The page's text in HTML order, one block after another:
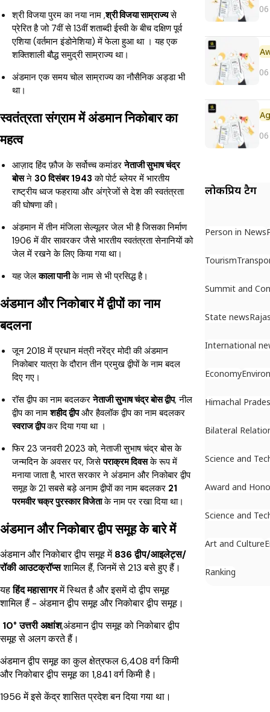
श्री विजया पुरम का नया नाम ,श्री विजया साम्राज्यसे
प्रेरित है जो 7वीं से 13वीं शताब्दी ईस्वी के बीच दक्षिण पूर्व
एशिया (वर्तमान इंडोनेशिया) में फेला हुआ था । यह एक
शक्तिशाली बौद्ध समुद्री साम्राज्य था।
अंडमान एक समय चोल साम्राज्य का नौसैनिक अड्डा भी
था।
स्वतंत्रता संग्राम में अंडमान निकोबार का
महत्व
आज़ाद हिंद फ़ौज के सर्वोच्च कमांडरनेताजी सुभाष चंद्र
बोसने 30 दिसंबर 1943 को पोर्ट ब्लेयर में भारतीय
राष्ट्रीय ध्वज फहराया और अंग्रेजों से देश की स्वतंत्रता
की घोषणा की।
अंडमान में तीन मंजिला सेल्यूलर जेल भी है जिसका निर्माण
1906 में वीर सावरकर जैसे भारतीय स्वतंत्रता सेनानियों को
जेल में रखने के लिए किया गया था।
यह जेलकाला पानीके नाम से भी प्रसिद्ध है।
अंडमान और निकोबार में द्वीपों का नाम
बदलना
जून 2018 में प्रधान मंत्री नरेंद्र मोदी की अंडमान
निकोबार यात्रा के दौरान तीन प्रमुख द्वीपों के नाम बदल
दिए गए।
रॉस द्वीप का नाम बदलकरनेताजी सुभाष चंद्र बोस द्वीप, नील
द्वीप का नामशहीद द्वीपऔर हैवलॉक द्वीप का नाम बदलकर
स्वराज द्वीपकर दिया गया था ।
फिर 23 जनवरी 2023 को, नेताजी सुभाष चंद्र बोस के
जन्मदिन के अवसर पर, जिसेपराक्रम दिवसके रूप में
मनाया जाता है, भारत सरकार ने अंडमान और निकोबार द्वीप
समूह के 21 सबसे बड़े अनाम द्वीपों का नाम बदलकर 21
परमवीर चक्र पुरस्कार विजेताके नाम पर रखा दिया था।
अंडमान और निकोबार द्वीप समूह के बारे में
अंडमान और निकोबार द्वीप समूह में836 द्वीप/आइलेट्स/
रॉकी आउटक्रॉप्सशामिल हैं, जिनमें से 213 बसे हुए हैं।
यहहिंद महासागरमें स्थित है और इसमें दो द्वीप समूह
शामिल हैं - अंडमान द्वीप समूह और निकोबार द्वीप समूह।
10° उत्तरी अक्षांश,अंडमान द्वीप समूह को निकोबार द्वीप
समूह से अलग करते हैं।
अंडमान द्वीप समूह का कुल क्षेत्रफल 6,408 वर्ग किमी
और निकोबार द्वीप समूह का 1,841 वर्ग किमी है।
1956 में इसे केंद्र शासित प्रदेश बन दिया गया था।
लोकप्रिय टैग
Person in News
Tourism
Summit and
State news
International
Economy
Himachal
Bilateral
Science and
Award and
Science and
Art and Culture
Ranking